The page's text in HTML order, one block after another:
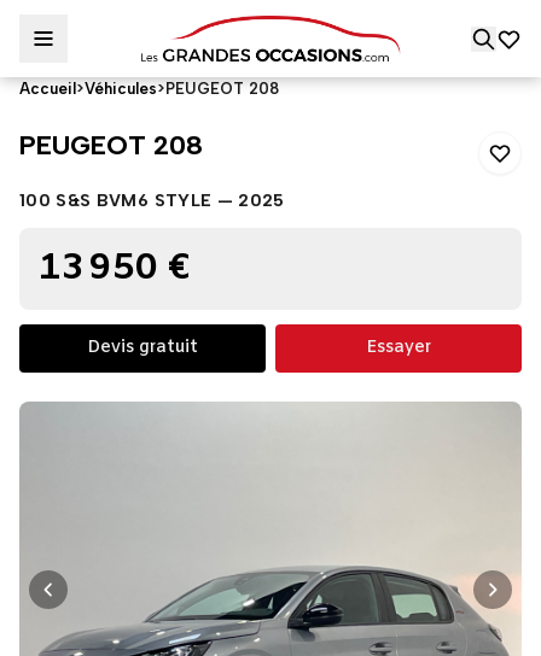
Accueil >Véhicules> PEUGEOT 208
PEUGEOT 208
PEUGEOT 208
100 S&S BVM6 STYLE — 2025
13 950 €
Devis gratuit Essayer